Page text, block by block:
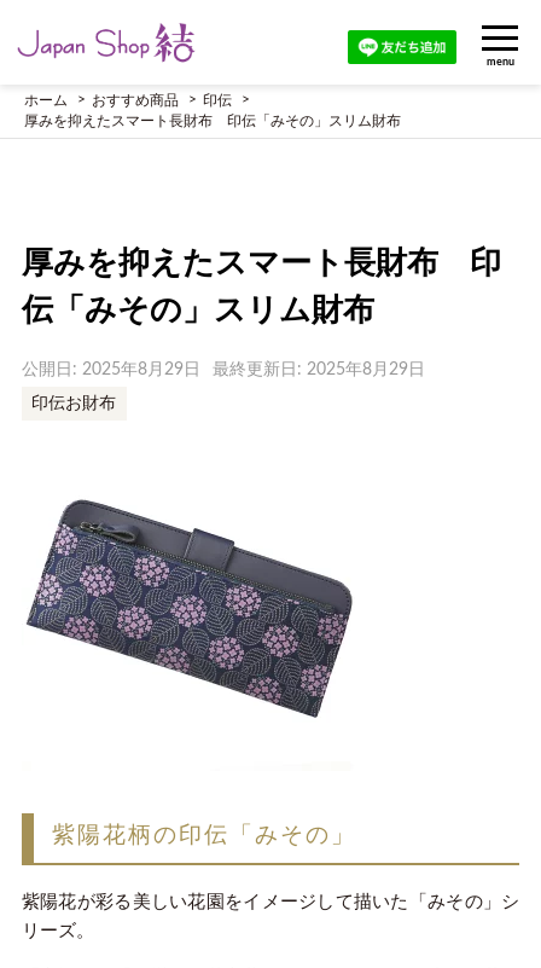
menu
ホーム おすすめ商品
印伝
厚みを抑えたスマート長財布 印伝「みその」スリム財布
厚みを抑えたスマート長財布 印
伝「みその」スリム財布
公開日: 2025年8月29日
最終更新日: 2025年8月29日
印伝お財布
紫陽花柄の印伝「みその」
紫陽花が彩る美しい花園をイメージして描いた「みその」シ
リーズ。